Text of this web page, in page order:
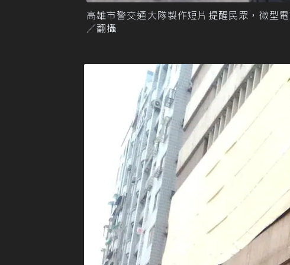
高雄市警交通大隊製作短片提醒民眾，微型
／翻攝